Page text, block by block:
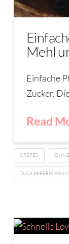
Mehl
Einfache
Zucker.
Read
CREPES
ZUCKERFREIE